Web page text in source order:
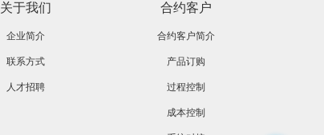
关于我们
企业简介
联系方式
人才招聘
合约客户
合约客户简介
产品订购
过程控制
成本控制